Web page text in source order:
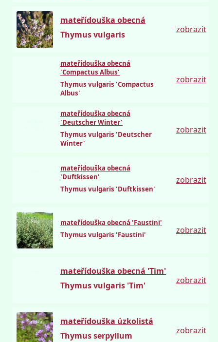
Flos
mateřídouška obecná
Thymus vulgaris
zobrazit
mateřídouška obecná
'Compactus Albus'
Thymus vulgaris 'Compactus
Albus'
zobrazit
mateřídouška obecná
'Deutscher Winter'
Thymus vulgaris 'Deutscher
Winter'
zobrazit
mateřídouška obecná
'Duftkissen'
Thymus vulgaris 'Duftkissen'
zobrazit
Flos
mateřídouška obecná 'Faustini'
Thymus vulgaris 'Faustini'
zobrazit
mateřídouška obecná 'Tim'
Thymus vulgaris 'Tim'
zobrazit
Hruška
mateřídouška úzkolistá
Thymus serpyllum
zobrazit